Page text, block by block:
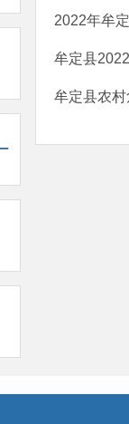
2022年牟
牟定县
牟定县农